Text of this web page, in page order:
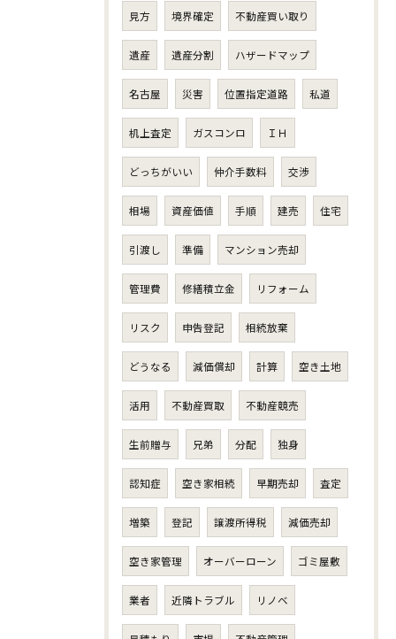
見方 境界確定 不動産買い取り
遺産 遺産分割 ハザードマップ
名古屋 災害 位置指定道路 私道
机上査定 ガスコンロ ＩＨ
どっちがいい 仲介手数料 交渉
相場 資産価値 手順 建売 住宅
引渡し 準備 マンション売却
管理費 修繕積立金 リフォーム
リスク 申告登記 相続放棄
どうなる 減価償却 計算 空き土地
活用 不動産買取 不動産競売
生前贈与 兄弟 分配 独身
認知症 空き家相続 早期売却 査定
増築 登記 譲渡所得税 減価売却
空き家管理 オーバーローン ゴミ屋敷
業者 近隣トラブル リノベ